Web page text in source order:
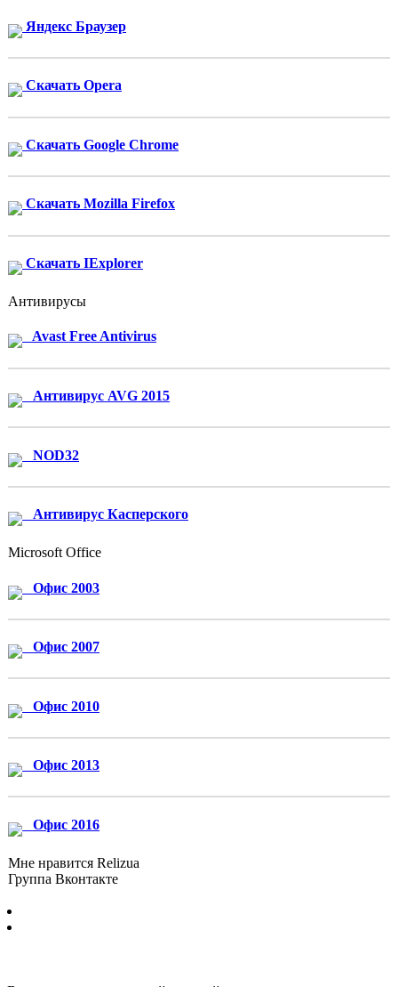
Яндекс Браузер
Скачать Opera
Скачать Google Chrome
Скачать Mozilla Firefox
Скачать IExplorer
Антивирусы
Avast Free Antivirus
Антивирус AVG 2015
NOD32
Антивирус Касперского
Microsoft Office
Офис 2003
Офис 2007
Офис 2010
Офис 2013
Офис 2016
Мне нравится Relizua
Группа Вконтакте